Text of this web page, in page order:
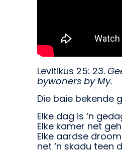
Levitikus 25: 23.
bywoners by My.
Die baie bekende
Elke dag is ‘n
Elke kamer net
Elke aardse
net ‘n skadu teen